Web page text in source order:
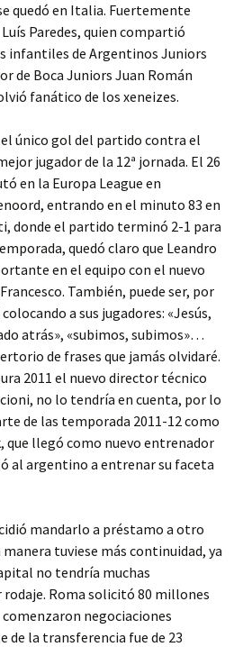
quedó en Italia. Fuertemente
Paredes, quien compartió
infantiles de Argentinos Juniors
de Boca Juniors Juan Román
fanático de los xeneizes.
único gol del partido contra el
jugador de la 12ª jornada. El 26
en la Europa League en
entrando en el minuto 83 en
donde el partido terminó 2-1 para
quedó claro que Leandro
en el equipo con el nuevo
También, puede ser, por
a sus jugadores: «Jesús,
atrás», «subimos, subimos»…
de frases que jamás olvidaré.
2011 el nuevo director técnico
no lo tendría en cuenta, por lo
de las temporada 2011-12 como
que llegó como nuevo entrenador
al argentino a entrenar su faceta
mandarlo a préstamo a otro
tuviese más continuidad, ya
no tendría muchas
Roma solicitó 80 millones
negociaciones
de la transferencia fue de 23